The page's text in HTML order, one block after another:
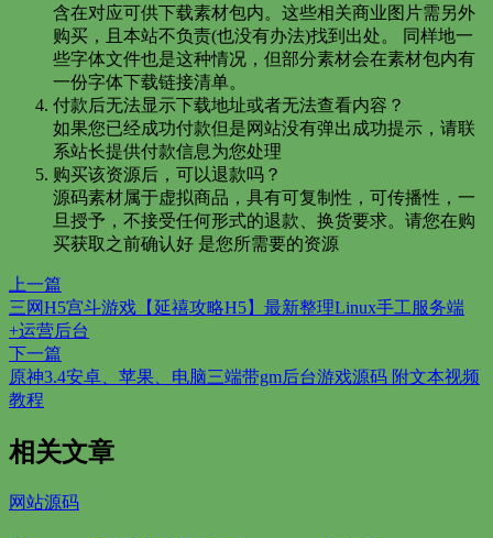
含在对应可供下载素材包内。这些相关商业图片需另外
购买，且本站不负责(也没有办法)找到出处。 同样地一
些字体文件也是这种情况，但部分素材会在素材包内有
一份字体下载链接清单。
付款后无法显示下载地址或者无法查看内容？
如果您已经成功付款但是网站没有弹出成功提示，请联
系站长提供付款信息为您处理
购买该资源后，可以退款吗？
源码素材属于虚拟商品，具有可复制性，可传播性，一
旦授予，不接受任何形式的退款、换货要求。请您在购
买获取之前确认好 是您所需要的资源
上一篇
三网H5宫斗游戏【延禧攻略H5】最新整理Linux手工服务端
+运营后台
下一篇
原神3.4安卓、苹果、电脑三端带gm后台游戏源码 附文本视频
教程
相关文章
网站源码